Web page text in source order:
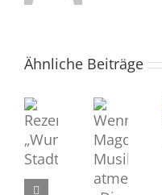
Ähnliche Beiträge
Rezension
„Wunde
Wenn
Magdeburg